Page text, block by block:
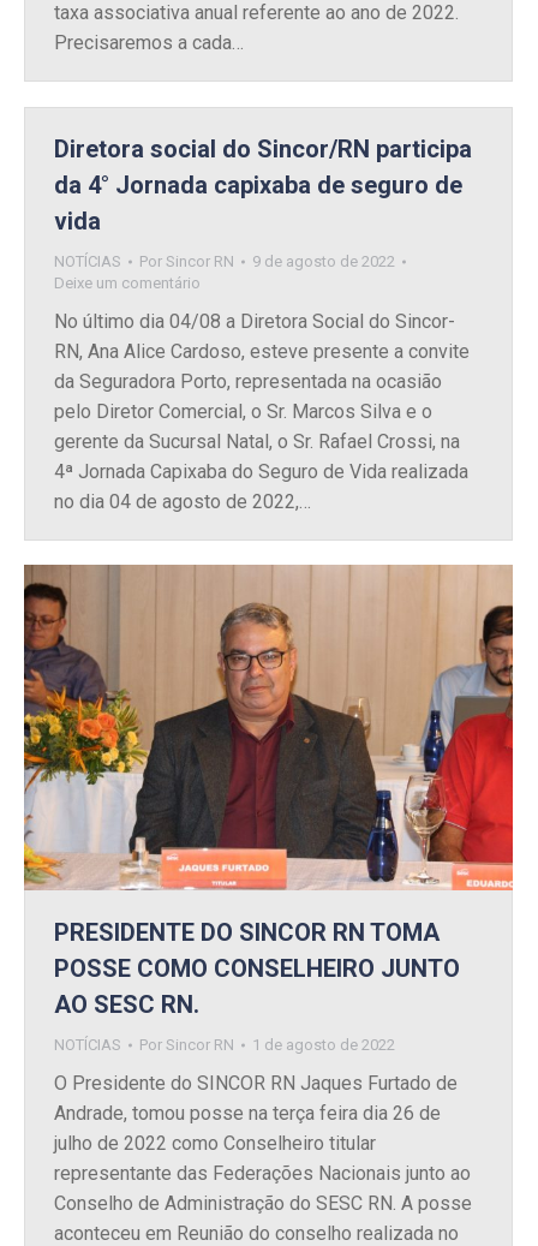
taxa associativa anual referente ao ano de 2022.
Precisaremos a cada…
Diretora social do Sincor/RN participa
da 4° Jornada capixaba de seguro de
vida
NOTÍCIAS Por Sincor RN
9 de agosto de 2022
Deixe um comentário
No último dia 04/08 a Diretora Social do Sincor-
RN, Ana Alice Cardoso, esteve presente a convite
da Seguradora Porto, representada na ocasião
pelo Diretor Comercial, o Sr. Marcos Silva e o
gerente da Sucursal Natal, o Sr. Rafael Crossi, na
4ª Jornada Capixaba do Seguro de Vida realizada
no dia 04 de agosto de 2022,…
PRESIDENTE DO SINCOR RN TOMA
POSSE COMO CONSELHEIRO JUNTO
AO SESC RN.
NOTÍCIAS Por Sincor RN 1 de agosto de 2022
O Presidente do SINCOR RN Jaques Furtado de
Andrade, tomou posse na terça feira dia 26 de
julho de 2022 como Conselheiro titular
representante das Federações Nacionais junto ao
Conselho de Administração do SESC RN. A posse
aconteceu em Reunião do conselho realizada no